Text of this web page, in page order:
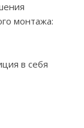
монтажа:
в себя